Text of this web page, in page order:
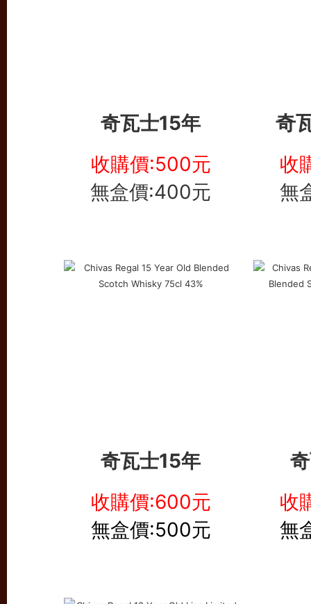
奇瓦士15年 奇
收購價:500元
無盒價:400元
收
無
奇瓦士15年
收購價:600元
無盒價:500元
收
無